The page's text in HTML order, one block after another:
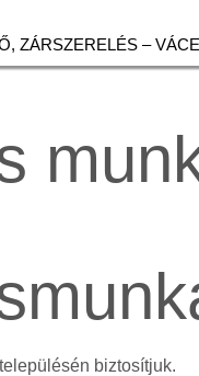
ZÁRSZERELÉS –
biztosítjuk.